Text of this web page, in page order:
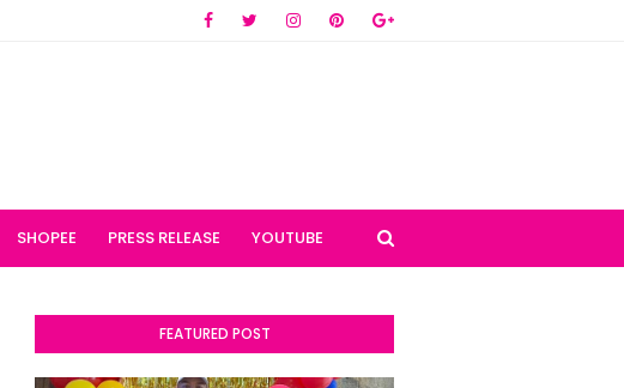
SHOPEE PRESS RELEASE YOUTUBE
FEATURED POST